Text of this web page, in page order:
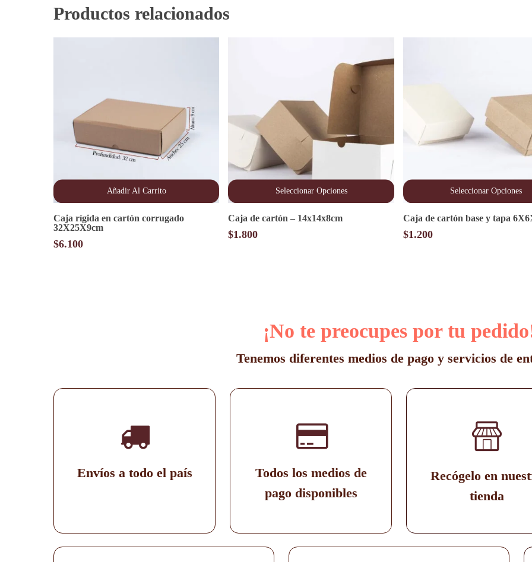
Productos relacionados
Añadir Al Carrito
Caja rígida en cartón corrugado
32X25X9cm
$6.100
Seleccionar Opciones
producto
tiene
múltiples
producto
Caja de cartón – 14x14x8cm
$1.800
Seleccionar Opciones
producto
tiene
múltiples
página
producto
Caja de cartón base y tapa
$1.200
¡No te preocupes por tu
Tenemos diferentes medios de pago y servicios de
Envíos a todo el país
Todos los medios de
pago disponibles
Recógelo en
tienda